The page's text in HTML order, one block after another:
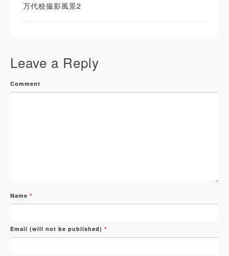
万代校撮影風景2
Leave a Reply
Comment
Name *
Email (will not be published) *